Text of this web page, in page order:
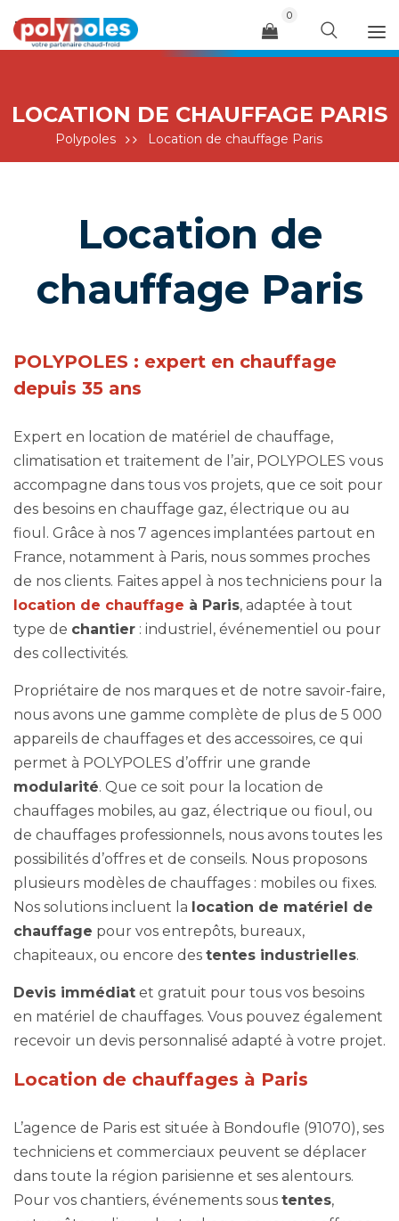
Menu
0
LOCATION DE CHAUFFAGE PARIS
Polypoles Location de chauffage Paris
Location de
chauffage Paris
POLYPOLES : expert en chauffage
depuis 35 ans
Expert en location de matériel de chauffage,
climatisation et traitement de l’air, POLYPOLES vous
accompagne dans tous vos projets, que ce soit pour
des besoins en chauffage gaz, électrique ou au
fioul. Grâce à nos 7 agences implantées partout en
France, notamment à Paris, nous sommes proches
de nos clients. Faites appel à nos techniciens pour la
location de chauffage à Paris, adaptée à tout
type de chantier : industriel, événementiel ou pour
des collectivités.
Propriétaire de nos marques et de notre savoir-faire,
nous avons une gamme complète de plus de 5 000
appareils de chauffages et des accessoires, ce qui
permet à POLYPOLES d’offrir une grande
modularité. Que ce soit pour la location de
chauffages mobiles, au gaz, électrique ou fioul, ou
de chauffages professionnels, nous avons toutes les
possibilités d’offres et de conseils. Nous proposons
plusieurs modèles de chauffages : mobiles ou fixes.
Nos solutions incluent la location de matériel de
chauffage pour vos entrepôts, bureaux,
chapiteaux, ou encore des tentes industrielles.
Devis immédiat et gratuit pour tous vos besoins
en matériel de chauffages. Vous pouvez également
recevoir un devis personnalisé adapté à votre projet.
Location de chauffages à Paris
L’agence de Paris est située à Bondoufle (91070), ses
techniciens et commerciaux peuvent se déplacer
dans toute la région parisienne et ses alentours.
Pour vos chantiers, événements sous tentes,